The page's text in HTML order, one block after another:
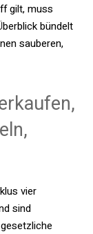
gilt, muss
bündelt
sauberen,
vier
sind